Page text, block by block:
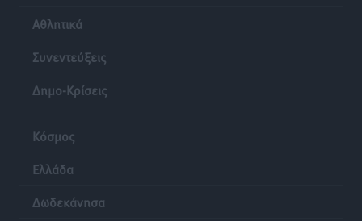
Αθλητικά
Συνεντεύξεις
Δημο-Κρίσεις
Κόσμος
Ελλάδα
Δωδεκάνησα